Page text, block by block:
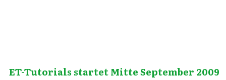
ET-Tutorials startet Mitte September 2009